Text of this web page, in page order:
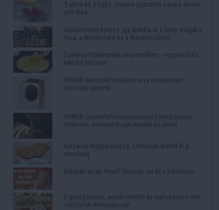
3 alma és 3 tojás: ennyire egyszerű a puha almás
pite titka
Stabilcoinos fizetés: így alakítja át a pénz világát a
Visa, a Mastercard és a Western Union
Cukkinis tojáslepény serpenyőben – egyszerű és
laktató vacsora
HONOR okostelefon-kamera vs mindennapi
fotózási igények
HONOR okostelefon mesterséges intelligencia
funkciók, amelyek megkönnyítik az életet
Kiszárad Magyarország: a talajban dőlhet el a
vízválság
Betiltják az air fryert? Kiderült, mi áll a háttérben
5 görög recept, amely mellett az egészséges étel
sem tűnik lemondásnak